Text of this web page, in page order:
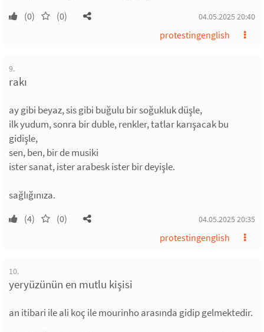
(0) (0) 04.05.2025 20:40
protestingenglish
9.
rakı
ay gibi beyaz, sis gibi buğulu bir soğukluk düşle,
ilk yudum, sonra bir duble, renkler, tatlar karışacak bu
gidişle,
sen, ben, bir de musiki
ister sanat, ister arabesk ister bir deyişle.
sağlığınıza.
(4) (0) 04.05.2025 20:35
protestingenglish
10.
yeryüzünün en mutlu kişisi
an itibari ile ali koç ile mourinho arasında gidip gelmektedir.